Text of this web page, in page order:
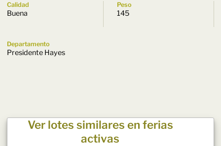
Calidad
Buena
Peso
145
Departamento
Presidente Hayes
Ver lotes similares en ferias
activas